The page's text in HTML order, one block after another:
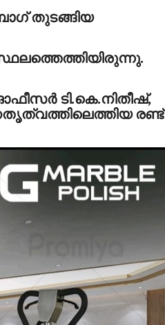
തുടങ്ങിയ
ടി.കെ.നിതീഷ്,
രണ്ട്